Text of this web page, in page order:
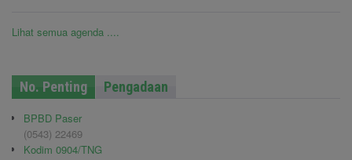
Lihat semua agenda ....
No. Penting Pengadaan
BPBD Paser
(0543) 22469
Kodim 0904/TNG